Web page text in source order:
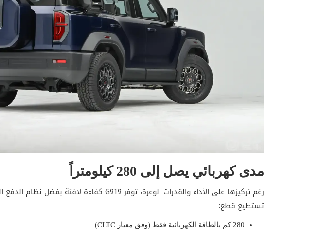
مدى كهربائي يصل إلى 280 كيلومتراً
تستطيع قطع:
280 كم بالطاقة الكهربائية فقط (وفق معيار CLTC)